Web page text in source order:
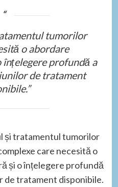
tumorilor
o abordare
profundă a
de tratament
și tratamentul tumorilor
care necesită o
și o înțelegere profundă
de tratament disponibile.